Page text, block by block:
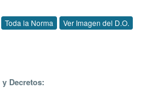
Toda la Norma Ver Imagen del D.O.
Decretos: